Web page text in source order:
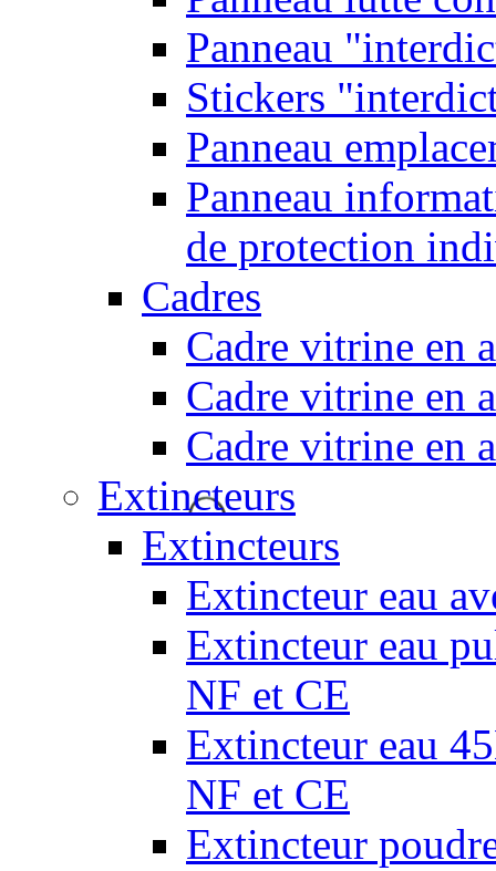
Panneau
Stickers
Panneau
Panneau
de protection
Cadres
Cadre vitrine en
Cadre vitrine en
Cadre vitrine en
Extincteurs
Extincteurs
Extincteur eau
Extincteur eau
NF et CE
Extincteur eau
NF et CE
Extincteur